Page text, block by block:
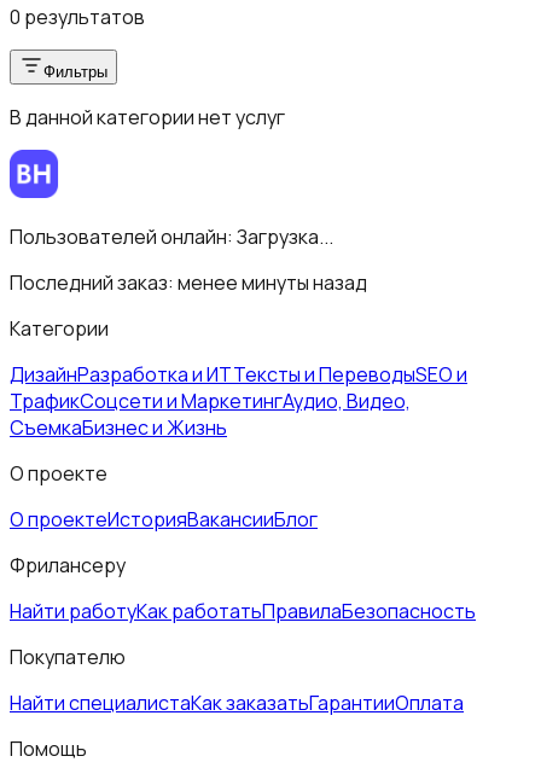
0 результатов
Фильтры
В данной категории нет услуг
Пользователей онлайн: Загрузка...
Последний заказ: менее минуты назад
Категории
ДизайнРазработка и ИТТексты и ПереводыSEO и
ТрафикСоцсети и МаркетингАудио, Видео,
СъемкаБизнес и Жизнь
О проекте
О проектеИсторияВакансииБлог
Фрилансеру
Найти работуКак работатьПравилаБезопасность
Покупателю
Найти специалистаКак заказатьГарантииОплата
Помощь